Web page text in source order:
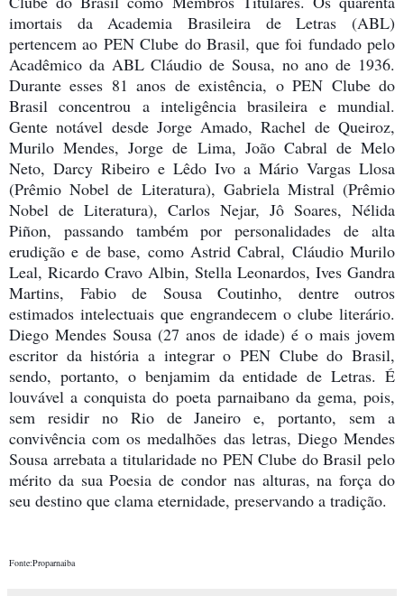
imortais da Academia Brasileira de Letras (ABL)
pertencem ao PEN Clube do Brasil, que foi fundado pelo
Acadêmico da ABL Cláudio de Sousa, no ano de 1936.
Durante esses 81 anos de existência, o PEN Clube do
Brasil concentrou a inteligência brasileira e mundial.
Gente notável desde Jorge Amado, Rachel de Queiroz,
Murilo Mendes, Jorge de Lima, João Cabral de Melo
Neto, Darcy Ribeiro e Lêdo Ivo a Mário Vargas Llosa
(Prêmio Nobel de Literatura), Gabriela Mistral (Prêmio
Nobel de Literatura), Carlos Nejar, Jô Soares, Nélida
Piñon, passando também por personalidades de alta
erudição e de base, como Astrid Cabral, Cláudio Murilo
Leal, Ricardo Cravo Albin, Stella Leonardos, Ives Gandra
Martins, Fabio de Sousa Coutinho, dentre outros
estimados intelectuais que engrandecem o clube literário.
Diego Mendes Sousa (27 anos de idade) é o mais jovem
escritor da história a integrar o PEN Clube do Brasil,
sendo, portanto, o benjamim da entidade de Letras. É
louvável a conquista do poeta parnaibano da gema, pois,
sem residir no Rio de Janeiro e, portanto, sem a
convivência com os medalhões das letras, Diego Mendes
Sousa arrebata a titularidade no PEN Clube do Brasil pelo
mérito da sua Poesia de condor nas alturas, na força do
seu destino que clama eternidade, preservando a tradição.
Fonte:Proparnaiba